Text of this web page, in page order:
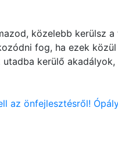
közelebb kerülsz
fog, ha ezek
kerülő
az önfejlesztésről!